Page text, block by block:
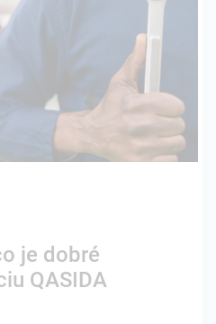
je dobré
QASIDA